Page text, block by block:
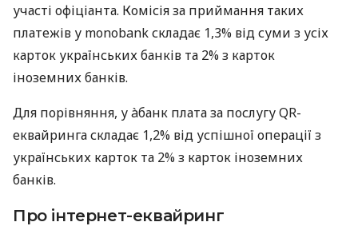
участі офіціанта. Комісія за приймання таких
платежів у monobank складає 1,3% від суми з усіх
карток українських банків та 2% з карток
іноземних банків.
Для порівняння, у àбанк плата за послугу QR-
еквайринга складає 1,2% від успішної операції з
українських карток та 2% з карток іноземних
банків.
Про інтернет-еквайринг